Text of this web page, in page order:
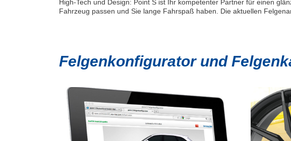
High-Tech und Design: Point S ist Ihr kompetenter Partner für einen
Fahrzeug passen und Sie lange Fahrspaß haben. Die aktuellen
Felgenkonfigurator und